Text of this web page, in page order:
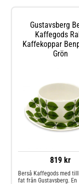
Gustavsberg
Kaffegods
Kaffekoppar
Grön
819 kr
Berså Kaffegods med
fat från Gustavsberg. En